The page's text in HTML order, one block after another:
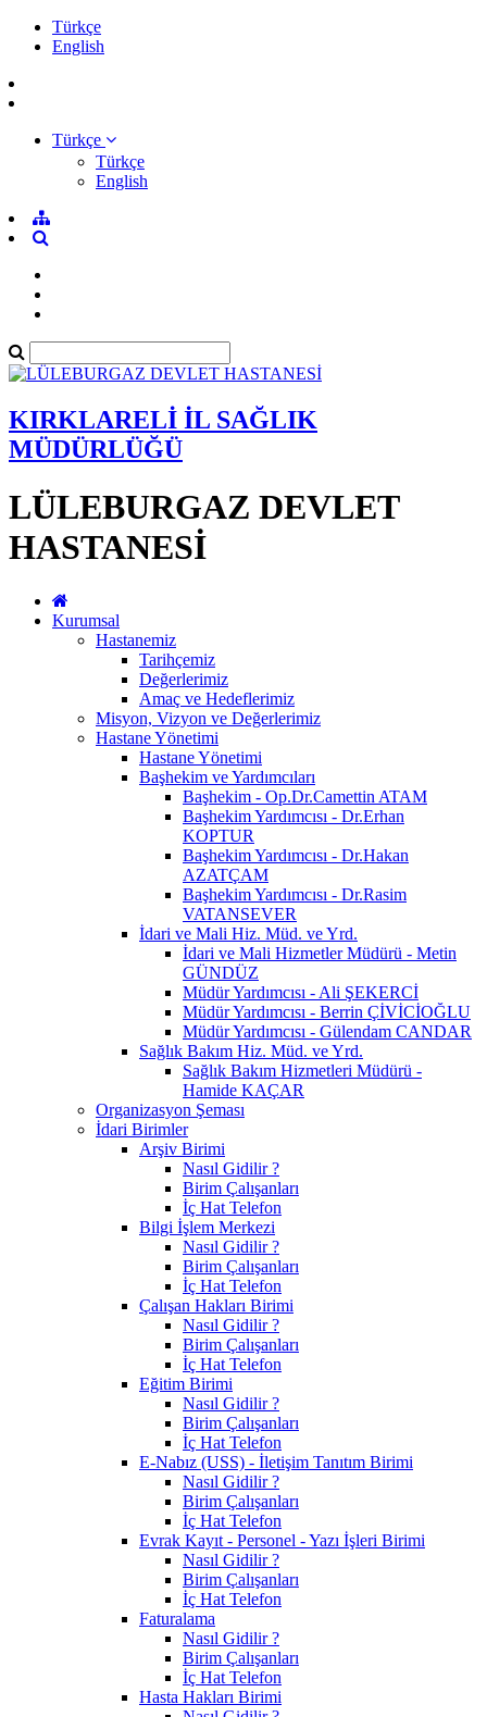
Türkçe
English
Türkçe
Türkçe
English
KIRKLARELİ İL SAĞLIK
MÜDÜRLÜĞÜ
LÜLEBURGAZ DEVLET
HASTANESİ
Kurumsal
Hastanemiz
Tarihçemiz
Değerlerimiz
Amaç ve Hedeflerimiz
Misyon, Vizyon ve Değerlerimiz
Hastane Yönetimi
Hastane Yönetimi
Başhekim ve Yardımcıları
Başhekim - Op.Dr.Camettin ATAM
Başhekim Yardımcısı - Dr.Erhan
KOPTUR
Başhekim Yardımcısı - Dr.Hakan
AZATÇAM
Başhekim Yardımcısı - Dr.Rasim
VATANSEVER
İdari ve Mali Hiz. Müd. ve Yrd.
İdari ve Mali Hizmetler Müdürü - Metin
GÜNDÜZ
Müdür Yardımcısı - Ali ŞEKERCİ
Müdür Yardımcısı - Berrin ÇİVİCİOĞLU
Müdür Yardımcısı - Gülendam CANDAR
Sağlık Bakım Hiz. Müd. ve Yrd.
Sağlık Bakım Hizmetleri Müdürü -
Hamide KAÇAR
Organizasyon Şeması
İdari Birimler
Arşiv Birimi
Nasıl Gidilir ?
Birim Çalışanları
İç Hat Telefon
Bilgi İşlem Merkezi
Nasıl Gidilir ?
Birim Çalışanları
İç Hat Telefon
Çalışan Hakları Birimi
Nasıl Gidilir ?
Birim Çalışanları
İç Hat Telefon
Eğitim Birimi
Nasıl Gidilir ?
Birim Çalışanları
İç Hat Telefon
E-Nabız (USS) - İletişim Tanıtım Birimi
Nasıl Gidilir ?
Birim Çalışanları
İç Hat Telefon
Evrak Kayıt - Personel - Yazı İşleri Birimi
Nasıl Gidilir ?
Birim Çalışanları
İç Hat Telefon
Faturalama
Nasıl Gidilir ?
Birim Çalışanları
İç Hat Telefon
Hasta Hakları Birimi